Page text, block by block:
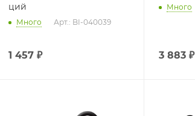
ций
Много Арт.: BI-040039
1 457 ₽
Много
3 883₽